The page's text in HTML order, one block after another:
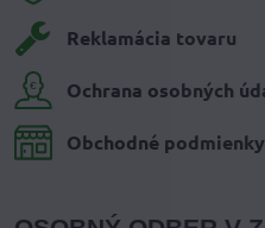
Reklamácia tovaru
Ochrana osobných
Obchodné podmienky